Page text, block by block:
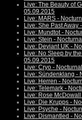
Live: The Beauty of
05.09.2015
Live: MARS -
Live: She Past
Live: Mundtot -
Live: Stein -
Live: Deviant UK -
Live: No Sleep by
05.09.2015
Live: Cryo -
Live: Sündenklang -
Live: Herren -
Live: Telemark -
Live: Rose
Live: Die Krupps -
Live: Psyche -
Live: Dismantled -